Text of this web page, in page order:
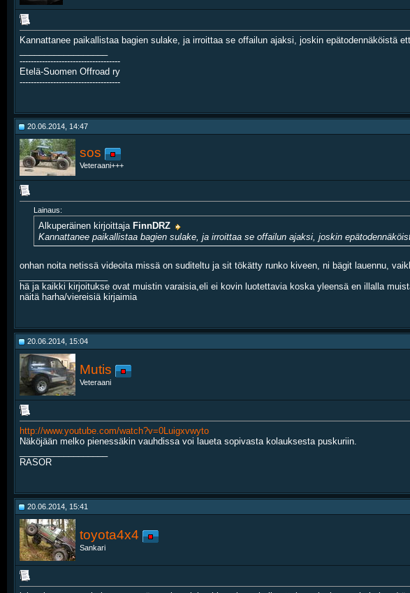
Kannattanee paikallistaa bagien sulake, ja irroittaa se offailun ajaksi, joskin epätodennäköistä
------------------------------------
Etelä-Suomen Offroad ry
------------------------------------
20.06.2014, 14:47
sos
Veteraani+++
Lainaus:
Alkuperäinen kirjoittaja FinnDRZ
Kannattanee paikallistaa bagien sulake, ja irroittaa se offailun ajaksi, joskin
onhan noita netissä videoita missä on suditeltu ja sit tökätty runko kiveen, ni bägit lauennu,
hä ja kaikki kirjoitukse ovat muistin varaisia,eli ei kovin luotettavia koska yleensä en illalla
näitä harha/viereisiä kirjaimia
20.06.2014, 15:04
Mutis
Veteraani
http://www.youtube.com/watch?v=0Luigxvwyto
Näköjään melko pienessäkin vauhdissa voi laueta sopivasta kolauksesta puskuriin.
RASOR
20.06.2014, 15:41
toyota4x4
Sankari